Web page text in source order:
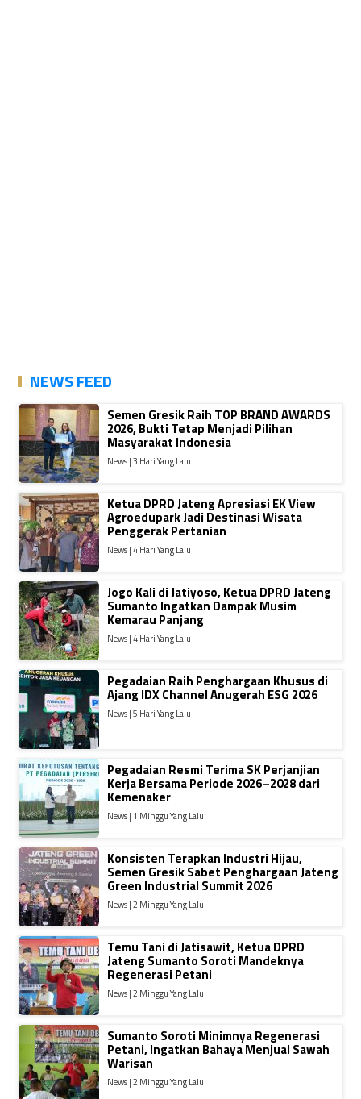
NEWS FEED
Semen Gresik Raih TOP BRAND AWARDS
2026, Bukti Tetap Menjadi Pilihan
Masyarakat Indonesia
News | 3 Hari Yang Lalu
Ketua DPRD Jateng Apresiasi EK View
Agroedupark Jadi Destinasi Wisata
Penggerak Pertanian
News | 4 Hari Yang Lalu
Jogo Kali di Jatiyoso, Ketua DPRD Jateng
Sumanto Ingatkan Dampak Musim
Kemarau Panjang
News | 4 Hari Yang Lalu
Pegadaian Raih Penghargaan Khusus di
Ajang IDX Channel Anugerah ESG 2026
News | 5 Hari Yang Lalu
Pegadaian Resmi Terima SK Perjanjian
Kerja Bersama Periode 2026–2028 dari
Kemenaker
News | 1 Minggu Yang Lalu
Konsisten Terapkan Industri Hijau,
Semen Gresik Sabet Penghargaan Jateng
Green Industrial Summit 2026
News | 2 Minggu Yang Lalu
Temu Tani di Jatisawit, Ketua DPRD
Jateng Sumanto Soroti Mandeknya
Regenerasi Petani
News | 2 Minggu Yang Lalu
Sumanto Soroti Minimnya Regenerasi
Petani, Ingatkan Bahaya Menjual Sawah
Warisan
News | 2 Minggu Yang Lalu